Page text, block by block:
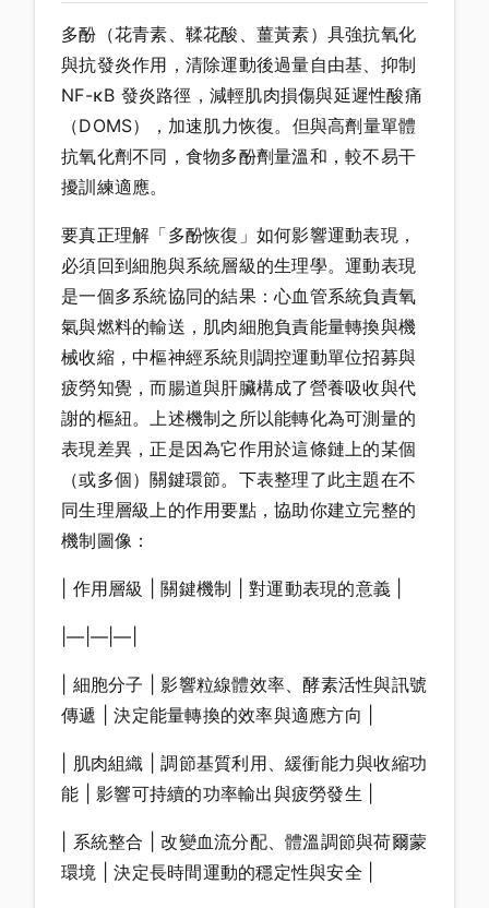
多酚（花青素、鞣花酸、薑黃素）具強抗氧化
與抗發炎作用，清除運動後過量自由基、抑制
NF-κB 發炎路徑，減輕肌肉損傷與延遲性酸痛
（DOMS），加速肌力恢復。但與高劑量單體
抗氧化劑不同，食物多酚劑量溫和，較不易干
擾訓練適應。
要真正理解「多酚恢復」如何影響運動表現，
必須回到細胞與系統層級的生理學。運動表現
是一個多系統協同的結果：心血管系統負責氧
氣與燃料的輸送，肌肉細胞負責能量轉換與機
械收縮，中樞神經系統則調控運動單位招募與
疲勞知覺，而腸道與肝臟構成了營養吸收與代
謝的樞紐。上述機制之所以能轉化為可測量的
表現差異，正是因為它作用於這條鏈上的某個
（或多個）關鍵環節。下表整理了此主題在不
同生理層級上的作用要點，協助你建立完整的
機制圖像：
| 作用層級 | 關鍵機制 | 對運動表現的意義 |
|—|—|—|
| 細胞分子 | 影響粒線體效率、酵素活性與訊號
傳遞 | 決定能量轉換的效率與適應方向 |
| 肌肉組織 | 調節基質利用、緩衝能力與收縮功
能 | 影響可持續的功率輸出與疲勞發生 |
| 系統整合 | 改變血流分配、體溫調節與荷爾蒙
環境 | 決定長時間運動的穩定性與安全 |